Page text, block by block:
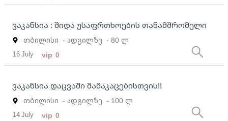
ვაკანსია : შიდა უსაფრთხოების თანამშრომელი
თბილისი - ადგილზე - 80 ლ
16 July vip 0
ვაკანსია დაცვაში მამაკაცებისთვის!!
თბილისი - ადგილზე - 100 ლ
14 July vip 0